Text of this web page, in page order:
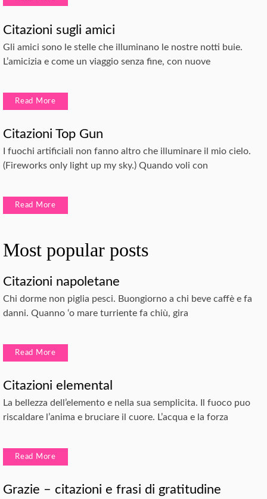
Citazioni sugli amici
Gli amici sono le stelle che illuminano le nostre notti buie.
L’amicizia e come un viaggio senza fine, con nuove
Read More
Citazioni Top Gun
I fuochi artificiali non fanno altro che illuminare il mio cielo.
(Fireworks only light up my sky.) Quando voli con
Read More
Most popular posts
Citazioni napoletane
Chi dorme non piglia pesci. Buongiorno a chi beve caffè e fa
danni. Quanno ‘o mare turriente fa chiù, gira
Read More
Citazioni elemental
La bellezza dell’elemento e nella sua semplicita. Il fuoco puo
riscaldare l’anima e bruciare il cuore. L’acqua e la forza
Read More
Grazie – citazioni e frasi di gratitudine